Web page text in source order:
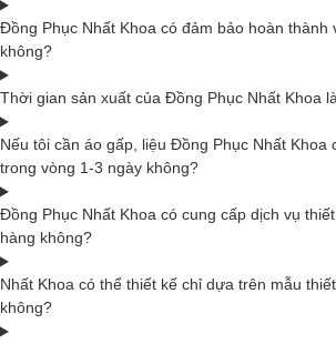
Đồng Phục Nhất Khoa có đảm bảo hoàn thành
không?
Thời gian sản xuất của Đồng Phục Nhất Khoa
Nếu tôi cần áo gấp, liệu Đồng Phục Nhất Khoa
trong vòng 1-3 ngày không?
Đồng Phục Nhất Khoa có cung cấp dịch vụ
hàng không?
Nhất Khoa có thể thiết kế chỉ dựa trên mẫu
không?